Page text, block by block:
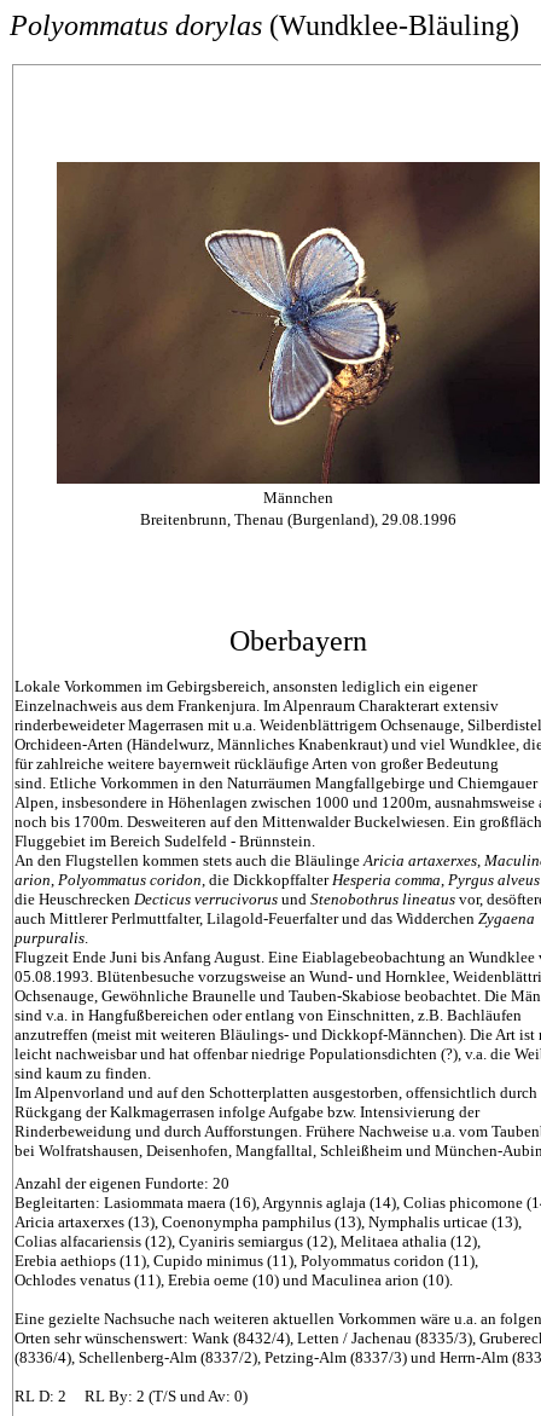
Polyommatus dorylas (Wundklee-Bläuling)
Männchen
Breitenbrunn, Thenau (Burgenland), 29.08.1996
Oberbayern
Lokale Vorkommen im Gebirgsbereich, ansonsten lediglich ein eigener
Einzelnachweis aus dem Frankenjura. Im Alpenraum Charakterart extensiv
rinderbeweideter Magerrasen mit u.a. Weidenblättrigem Ochsenauge,
Orchideen-Arten (Händelwurz, Männliches Knabenkraut) und viel Wundklee,
für zahlreiche weitere bayernweit rückläufige Arten von großer Bedeutung
sind. Etliche Vorkommen in den Naturräumen Mangfallgebirge und Chiemgauer
Alpen, insbesondere in Höhenlagen zwischen 1000 und 1200m, ausnahmsweise
noch bis 1700m. Desweiteren auf den Mittenwalder Buckelwiesen. Ein
Fluggebiet im Bereich Sudelfeld - Brünnstein.
An den Flugstellen kommen stets auch die BläulingeAricia artaxerxes,
arion, Polyommatus coridon, die DickkopffalterHesperia comma, Pyrgus
die Heuschrecken Decticus verrucivorus und Stenobothrus lineatus vor,
auch Mittlerer Perlmuttfalter, Lilagold-Feuerfalter und das Widderchen Zygaena
purpuralis.
Flugzeit Ende Juni bis Anfang August. Eine Eiablagebeobachtung an Wundklee
05.08.1993. Blütenbesuche vorzugsweise an Wund- und Hornklee,
Ochsenauge, Gewöhnliche Braunelle und Tauben-Skabiose beobachtet. Die
sind v.a. in Hangfußbereichen oder entlang von Einschnitten, z.B. Bachläufen
anzutreffen (meist mit weiteren Bläulings- und Dickkopf-Männchen). Die Art ist
leicht nachweisbar und hat offenbar niedrige Populationsdichten (?), v.a. die
sind kaum zu finden.
Im Alpenvorland und auf den Schotterplatten ausgestorben, offensichtlich durch
Rückgang der Kalkmagerrasen infolge Aufgabe bzw. Intensivierung der
Rinderbeweidung und durch Aufforstungen. Frühere Nachweise u.a. vom
bei Wolfratshausen, Deisenhofen, Mangfalltal, Schleißheim und München-
Anzahl der eigenen Fundorte: 20
Begleitarten: Lasiommata maera (16), Argynnis aglaja (14), Colias phicomone
Aricia artaxerxes (13), Coenonympha pamphilus (13), Nymphalis urticae (13),
Colias alfacariensis (12), Cyaniris semiargus (12), Melitaea athalia (12),
Erebia aethiops (11), Cupido minimus (11), Polyommatus coridon (11),
Ochlodes venatus (11), Erebia oeme (10) und Maculinea arion (10).
Eine gezielte Nachsuche nach weiteren aktuellen Vorkommen wäre u.a. an
Orten sehr wünschenswert: Wank (8432/4), Letten / Jachenau (8335/3),
(8336/4), Schellenberg-Alm (8337/2), Petzing-Alm (8337/3) und Herrn-Alm
RL D: 2 RL By: 2 (T/S und Av: 0)